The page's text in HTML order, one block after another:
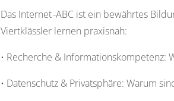
Das Internet -ABC ist ein bewährtes
Viertklässler lernen praxisnah:
• Recherche & Informationskompetenz:
• Datenschutz & Privatsphäre: Warum